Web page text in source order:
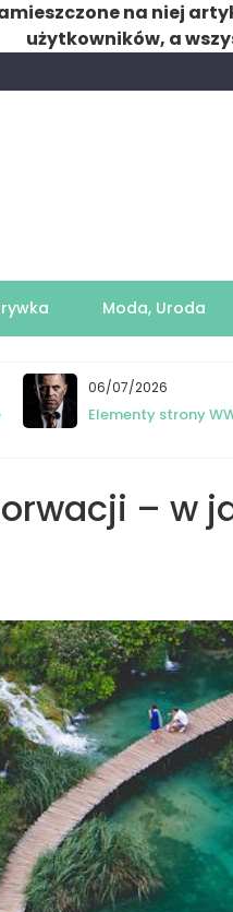
na niej
użytkowników, a
Moda, Uroda
06/07/2026
Elementy strony
– w